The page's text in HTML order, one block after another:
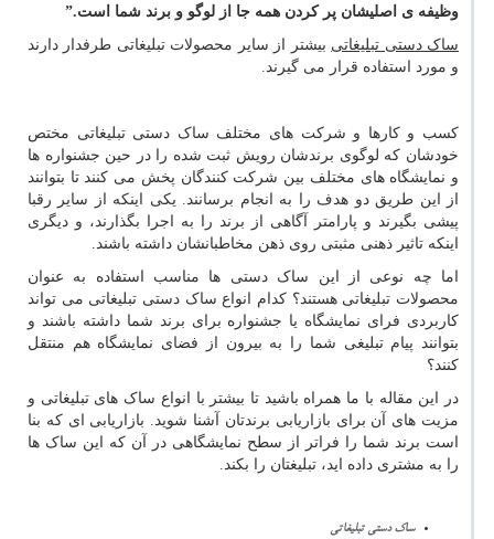
وظیفه ی اصلیشان پر کردن همه جا از لوگو و برند شما است.”
ساک دستی تبلیغاتی بیشتر از سایر محصولات تبلیغاتی طرفدار دارند
و مورد استفاده قرار می گیرند.
کسب و کارها و شرکت های مختلف ساک دستی تبلیغاتی مختص
خودشان که لوگوی برندشان رویش ثبت شده را در حین جشنواره ها
و نمایشگاه های مختلف بین شرکت کنندگان پخش می کنند تا بتوانند
از این طریق دو هدف را به انجام برسانند. یکی اینکه از سایر رقبا
پیشی بگیرند و پارامتر آگاهی از برند را به اجرا بگذارند، و دیگری
اینکه تاثیر ذهنی مثبتی روی ذهن مخاطبانشان داشته باشند.
اما چه نوعی از این ساک دستی ها مناسب استفاده به عنوان
محصولات تبلیغاتی هستند؟ کدام انواع ساک دستی تبلیغاتی می تواند
کاربردی فرای نمایشگاه یا جشنواره برای برند شما داشته باشند و
بتوانند پیام تبلیغی شما را به بیرون از فضای نمایشگاه هم منتقل
کنند؟
در این مقاله با ما همراه باشید تا بیشتر با انواع ساک های تبلیغاتی و
مزیت های آن برای بازاریابی برندتان آشنا شوید. بازاریابی ای که بنا
است برند شما را فراتر از سطح نمایشگاهی در آن که این ساک ها
را به مشتری داده اید، تبلیغتان را بکند.
ساک دستی تبلیغاتی